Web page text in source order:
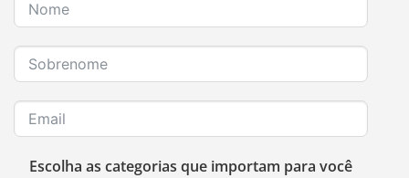
Escolha as categorias que importam para você